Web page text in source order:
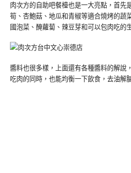
肉次方的自助吧餐檯也是一大亮點，首先
筍、杏鮑菇、地瓜和青椒等適合燒烤的蔬
國泡菜、醃蘿蔔、辣豆芽和可以包肉吃的
醬料也很多樣，上面還有各種醬料的解說
吃肉的同時，也能均衡一下飲食，去油解